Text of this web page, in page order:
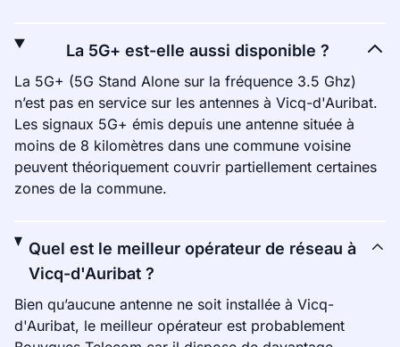
La 5G+ est-elle aussi disponible ?
La 5G+ (5G Stand Alone sur la fréquence 3.5 Ghz)
n’est pas en service sur les antennes à Vicq-d'Auribat.
Les signaux 5G+ émis depuis une antenne située à
moins de 8 kilomètres dans une commune voisine
peuvent théoriquement couvrir partiellement certaines
zones de la commune.
Quel est le meilleur opérateur de réseau à
Vicq-d'Auribat ?
Bien qu’aucune antenne ne soit installée à Vicq-
d'Auribat, le meilleur opérateur est probablement